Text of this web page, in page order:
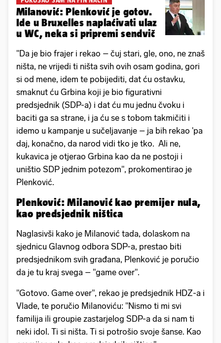
Milanović: Plenković je gotov.
Ide u Bruxelles naplaćivati ulaz
u WC, neka si pripremi sendvič
"Da je bio frajer i rekao – čuj stari, gle, ono, ne znaš
ništa, ne vrijedi ti ništa svih ovih osam godina, gori
si od mene, idem te pobijediti, dat ću ostavku,
smaknut ću Grbina koji je bio figurativni
predsjednik (SDP-a) i dat ću mu jednu čvoku i
baciti ga sa strane, i ja ću se s tobom takmičiti i
idemo u kampanje u sučeljavanje – ja bih rekao 'pa
daj, konačno, da narod vidi tko je tko. Ali ne,
kukavica je otjerao Grbina kao da ne postoji i
uništio SDP jednim potezom", prokomentirao je
Plenković.
Plenković: Milanović kao premijer nula,
kao predsjednik ništica
Naglasivši kako je Milanović tada, dolaskom na
sjednicu Glavnog odbora SDP-a, prestao biti
predsjednikom svih građana, Plenković je poručio
da je tu kraj svega – "game over".
"Gotovo. Game over", rekao je predsjednik HDZ-a i
Vlade, te poručio Milanoviću: "Nismo ti mi svi
familija ili groupie zastarjelog SDP-a da si nam ti
neki idol. Ti si ništa. Ti si potrošio svoje šanse. Kao